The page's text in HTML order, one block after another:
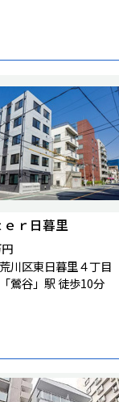
ｅｒ日暮里
川区東日暮里４丁目
鶯谷」駅 徒歩10分